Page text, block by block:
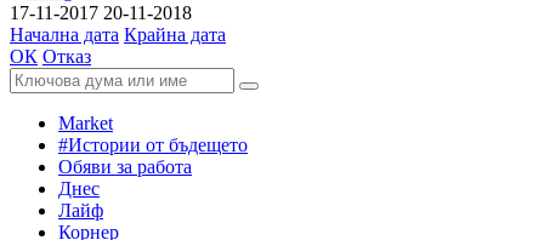
17-11-2017 20-11-2018
Начална дата Крайна дата
ОК Отказ
Market
#Истории от бъдещето
Обяви за работа
Днес
Лайф
Корнер